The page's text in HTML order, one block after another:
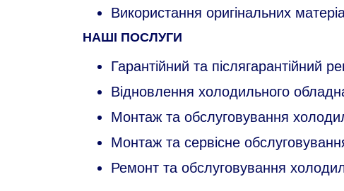
Використання оригінальних
НАШІ ПОСЛУГИ
Гарантійний та
Відновлення холодильного
Монтаж та обслуговування
Монтаж та сервісне
Ремонт та обслуговування